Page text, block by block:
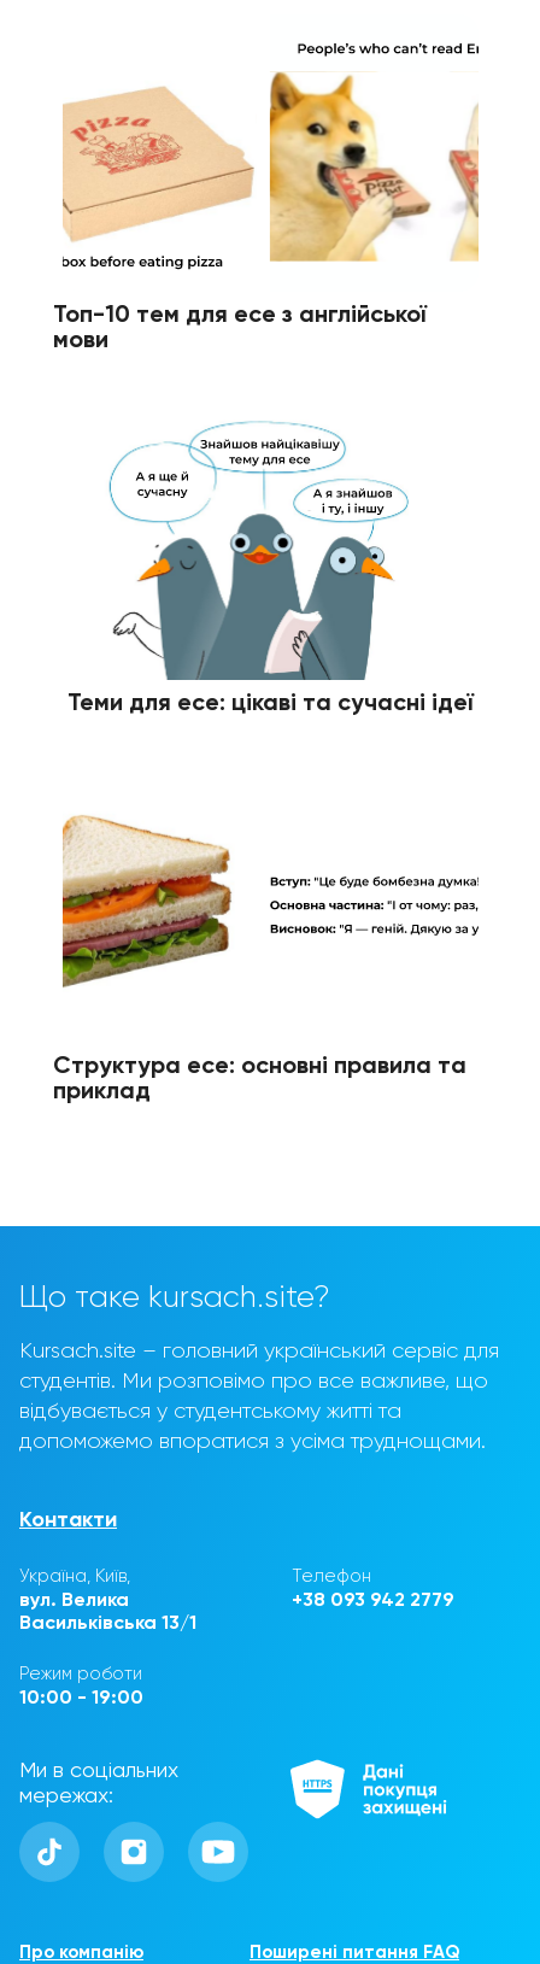
Топ-10 тем для есе з англійської
мови
Теми для есе: цікаві та сучасні ідеї
Структура есе: основні правила та
приклад
Що таке kursach.site?
Kursach.site – головний український сервіс для
студентів. Ми розповімо про все важливе, що
відбувається у студентському житті та
допоможемо впоратися з усіма труднощами.
Контакти
Україна, Київ,
вул. Велика
Васильківська 13/1
Телефон
+38 093 942 2779
Режим роботи
10:00 - 19:00
Ми в соціальних
мережах:
Про компанію Поширені питання FAQ